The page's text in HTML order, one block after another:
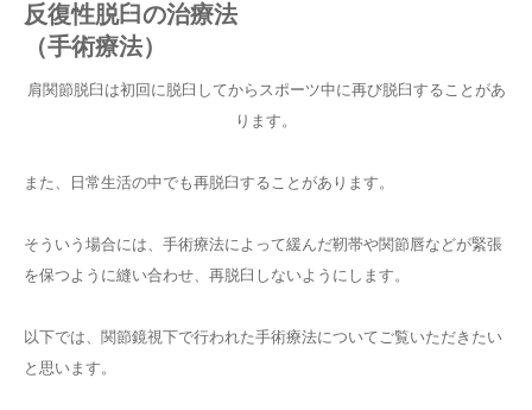
反復性脱臼の治療法
（手術療法）
肩関節脱臼は初回に脱臼してからスポーツ中に再び脱臼することがあ
ります。
また、日常生活の中でも再脱臼することがあります。
そういう場合には、手術療法によって緩んだ靭帯や関節唇などが緊張
を保つように縫い合わせ、再脱臼しないようにします。
以下では、関節鏡視下で行われた手術療法についてご覧いただきたい
と思います。